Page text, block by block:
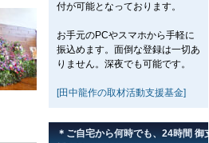
付が可能となっております。
お手元のPCやスマホから手軽に
振込めます。面倒な登録は一切あ
りません。深夜でも可能です。
[田中龍作の取材活動支援基金]
＊ご自宅から何時でも、24時間 御支